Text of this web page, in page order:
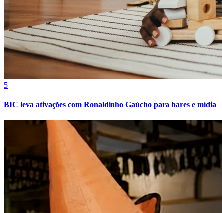
Atlético-MG
5
BIC leva ativações com Ronaldinho Gaúcho para bares e mídia